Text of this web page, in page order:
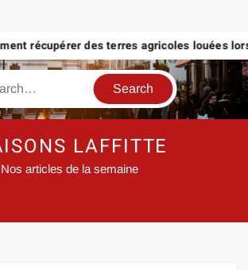
récupérer des terres agricoles louées
LAFFITTE
Nos articles de la semaine